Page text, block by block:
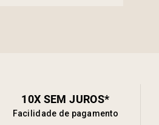
10X SEM JUROS*
Facilidade de pagamento